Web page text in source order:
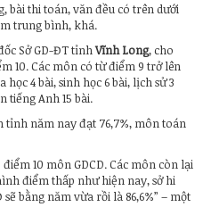
bài thi toán, văn đều có trên dưới
trung bình, khá.
Sở GD-ĐT tỉnhVĩnh Long, cho
10. Các môn có từ điểm 9 trở lên
4 bài, sinh học 6 bài, lịch sử 3
tiếng Anh 15 bài.
năm nay đạt 76,7%, môn toán
10 môn GDCD. Các môn còn lại
điểm thấp như hiện nay, sở hi
bằng năm vừa rồi là 86,6%” – một